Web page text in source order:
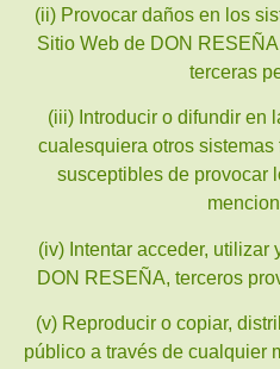
(ii) Provocar daños en los
Sitio Web de DON
terceras
(iii) Introducir o difundir en
cualesquiera otros
susceptibles de provocar
(iv) Intentar acceder, utilizar
DON RESEÑA, terceros
(v) Reproducir o copiar,
público a través de cualquier